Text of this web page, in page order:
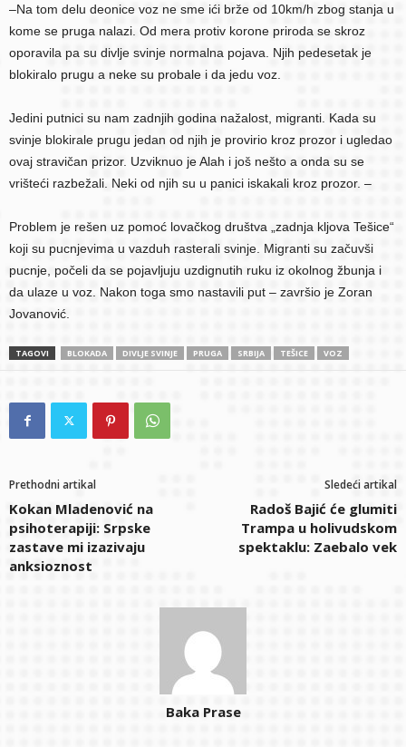
–Na tom delu deonice voz ne sme ići brže od 10km/h zbog stanja u
kome se pruga nalazi. Od mera protiv korone priroda se skroz
oporavila pa su divlje svinje normalna pojava. Njih pedesetak je
blokiralo prugu a neke su probale i da jedu voz.
Jedini putnici su nam zadnjih godina nažalost, migranti. Kada su
svinje blokirale prugu jedan od njih je provirio kroz prozor i ugledao
ovaj stravičan prizor. Uzviknuo je Alah i još nešto a onda su se
vrišteći razbežali. Neki od njih su u panici iskakali kroz prozor. –
Problem je rešen uz pomoć lovačkog društva „zadnja kljova Tešice“
koji su pucnjevima u vazduh rasterali svinje. Migranti su začuvši
pucnje, počeli da se pojavljuju uzdignutih ruku iz okolnog žbunja i
da ulaze u voz. Nakon toga smo nastavili put – završio je Zoran
Jovanović.
TAGOVI BLOKADA DIVLJE SVINJE PRUGA SRBIJA TEŠICE VOZ
Prethodni artikal
Kokan Mladenović na
psihoterapiji: Srpske
zastave mi izazivaju
anksioznost
Sledeći artikal
Radoš Bajić će glumiti
Trampa u holivudskom
spektaklu: Zaebalo vek
Baka Prase